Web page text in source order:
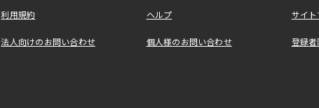
利用規約 ヘルプ サイ
法人向けのお問い合わせ 個人様のお問い合わせ 登録者